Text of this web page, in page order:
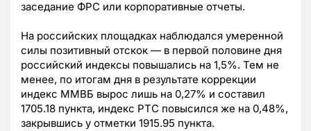
заседание ФРС или корпоративные отчеты.
На российских площадках наблюдался умеренной
силы позитивный отскок — в первой половине дня
российский индексы повышались на 1,5%. Тем не
менее, по итогам дня в результате коррекции
индекс ММВБ вырос лишь на 0,27% и составил
1705.18 пункта, индекс РТС повысился же на 0,48%,
закрывшись у отметки 1915.95 пункта.